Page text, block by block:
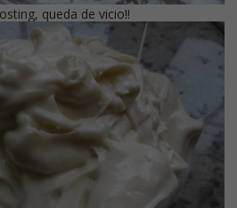
queda de vicio!!